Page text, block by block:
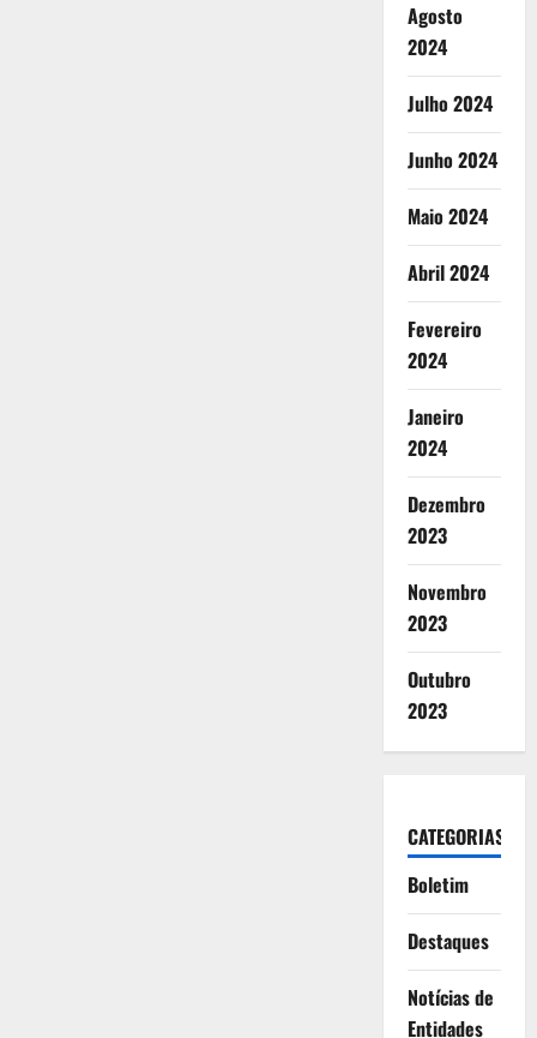
Agosto
2024
Julho 2024
Junho 2024
Maio 2024
Abril 2024
Fevereiro
2024
Janeiro
2024
Dezembro
2023
Novembro
2023
Outubro
2023
CATEGORIAS
Boletim
Destaques
Notícias de
Entidades